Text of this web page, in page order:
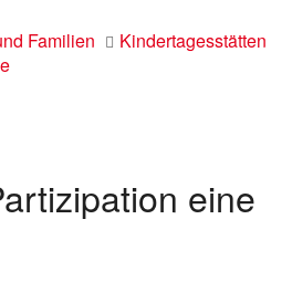
Familien
Kindertagesstätten
eine